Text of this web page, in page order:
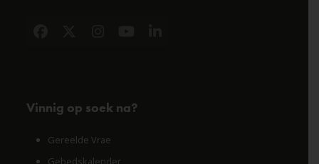
Vinnig op soek na?
Gereelde Vrae
Gebedskalender